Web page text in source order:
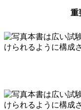
重
本書は広い試
けられるように構成
本書は広い試
けられるように構成